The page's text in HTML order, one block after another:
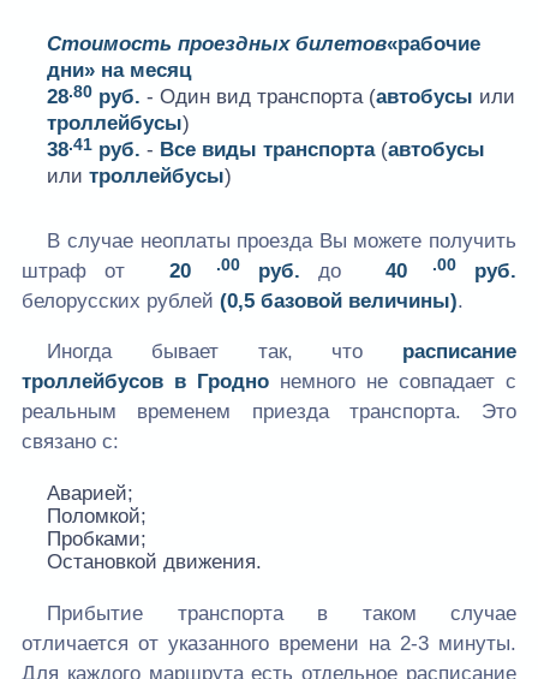
Стоимость проездных билетов«рабочие
дни» на месяц
28.80 руб. - Один вид транспорта (автобусы или
троллейбусы)
38.41 руб. - Все виды транспорта(автобусы
илитроллейбусы)
В случае неоплаты проезда Вы можете получить
штраф от
20 .00руб. до 40 .00руб.
белорусских рублей (0,5 базовой величины).
Иногда бывает так, что расписание
троллейбусов в Гродно немного не совпадает с
реальным временем приезда транспорта. Это
связано с:
Аварией;
Поломкой;
Пробками;
Остановкой движения.
Прибытие транспорта в таком случае
отличается от указанного времени на 2-3 минуты.
Для каждого маршрута есть отдельное расписание